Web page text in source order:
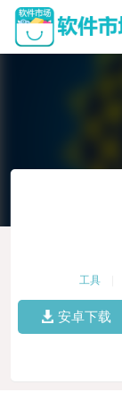
工具
安卓下载